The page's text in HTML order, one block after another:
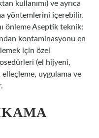
kullanımı) ve ayrıca
yöntemlerini içerebilir.
önleme Aseptik teknik:
kontaminasyonu en
için özel
(el hijyeni,
elleçleme, uygulama ve